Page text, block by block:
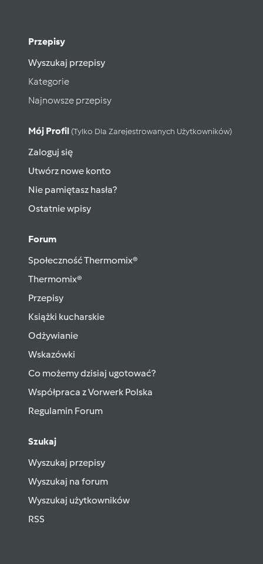
Przepisy
Wyszukaj przepisy
Kategorie
Najnowsze przepisy
Mój Profil (tylko Dla Zarejestrowanych Użytkowników)
Zaloguj się
Utwórz nowe konto
Nie pamiętasz hasła?
Ostatnie wpisy
Forum
Społeczność Thermomix®
Thermomix®
Przepisy
Książki kucharskie
Odżywianie
Wskazówki
Co możemy dzisiaj ugotować?
Współpraca z Vorwerk Polska
Regulamin Forum
Szukaj
Wyszukaj przepisy
Wyszukaj na forum
Wyszukaj użytkowników
RSS